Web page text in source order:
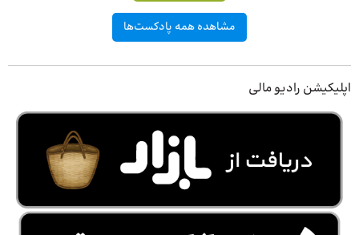
مشاهده همه پادکست‌ها
اپلیکیشن رادیو مالی